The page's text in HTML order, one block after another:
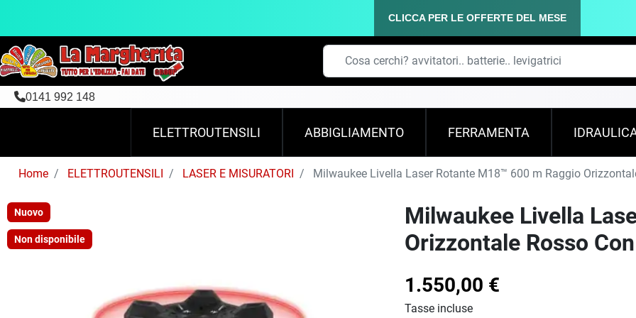
CLICCA PER LE OFFERTE DEL MESE
0141 992 148
ELETTROUTENSILI ABBIGLIAMENTO FERRAMENTA
Home ELETTROUTENSILI LASER E MISURATORI Milwaukee Livella Laser Rotante M18™ 600 m Raggio
Nuovo
Non disponibile
Milwaukee Livella
Orizzontale Rosso
1.550,00 €
Tasse incluse